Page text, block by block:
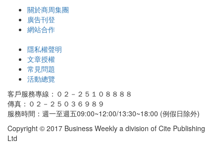
關於商周集團
廣告刊登
網站合作
隱私權聲明
文章授權
常見問題
活動總覽
客戶服務專線：０２－２５１０８８８８
傳真：０２－２５０３６９８９
服務時間：週一至週五09:00~12:00/13:30~18:00 (例假日除外)
Copyright © 2017 Business Weekly a division of Cite Publishing
Ltd